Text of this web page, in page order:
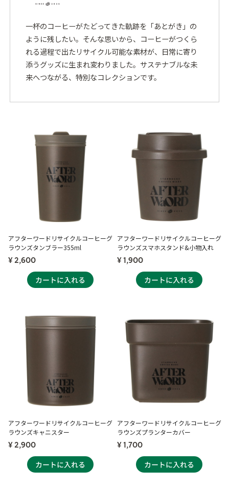
一杯のコーヒーがたどってきた軌跡を「あとがき」の
ように残したい。そんな思いから、コーヒーがつくら
れる過程で出たリサイクル可能な素材が、日常に寄り
添うグッズに生まれ変わりました。サステナブルな未
来へつながる、特別なコレクションです。
アフターワードリサイクルコーヒーグ
ラウンズタンブラー355ml
¥ 2,600
アフターワードリサイクルコーヒーグ
ラウンズスマホスタンド&小物入れ
¥ 1,900
アフターワードリサイクルコーヒーグ
ラウンズキャニスター
¥ 2,900
アフターワードリサイクルコーヒーグ
ラウンズプランターカバー
¥ 1,700